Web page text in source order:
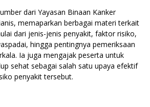
dari Yayasan Binaan Kanker
memaparkan berbagai materi terkait
dari jenis-jenis penyakit, faktor risiko,
hingga pentingnya pemeriksaan
Ia juga mengajak peserta untuk
sehat sebagai salah satu upaya efektif
penyakit tersebut.